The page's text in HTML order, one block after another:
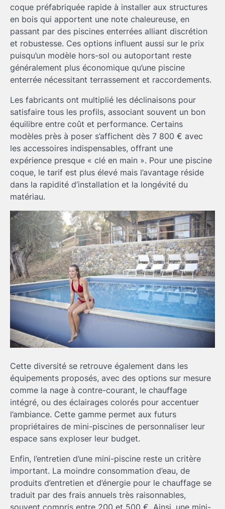
coque préfabriquée rapide à installer aux structures
en bois qui apportent une note chaleureuse, en
passant par des piscines enterrées alliant discrétion
et robustesse. Ces options influent aussi sur le prix
puisqu’un modèle hors-sol ou autoportant reste
généralement plus économique qu’une piscine
enterrée nécessitant terrassement et raccordements.
Les fabricants ont multiplié les déclinaisons pour
satisfaire tous les profils, associant souvent un bon
équilibre entre coût et performance. Certains
modèles près à poser s’affichent dès 7 800 € avec
les accessoires indispensables, offrant une
expérience presque « clé en main ». Pour une piscine
coque, le tarif est plus élevé mais l’avantage réside
dans la rapidité d’installation et la longévité du
matériau.
Cette diversité se retrouve également dans les
équipements proposés, avec des options sur mesure
comme la nage à contre-courant, le chauffage
intégré, ou des éclairages colorés pour accentuer
l’ambiance. Cette gamme permet aux futurs
propriétaires de mini-piscines de personnaliser leur
espace sans exploser leur budget.
Enfin, l’entretien d’une mini-piscine reste un critère
important. La moindre consommation d’eau, de
produits d’entretien et d’énergie pour le chauffage se
traduit par des frais annuels très raisonnables,